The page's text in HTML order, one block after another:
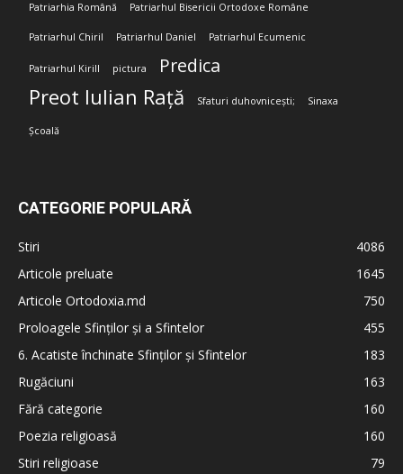
Patriarhia Română Patriarhul Bisericii Ortodoxe Române
Patriarhul Chiril Patriarhul Daniel Patriarhul Ecumenic
Patriarhul Kirill pictura Predica
Preot Iulian Rață Sfaturi duhovnicești; Sinaxa
Școală
CATEGORIE POPULARĂ
Stiri
4086
Articole preluate
1645
Articole Ortodoxia.md
750
Proloagele Sfinților și a Sfintelor
455
6. Acatiste închinate Sfinților și Sfintelor
183
Rugăciuni
163
Fără categorie
160
Poezia religioasă
160
Stiri religioase
79